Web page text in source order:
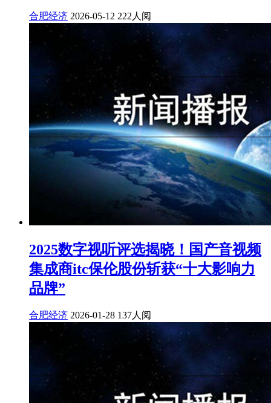
合肥经济 2026-05-12 222人阅
2025数字视听评选揭晓！国产音视频
集成商itc保伦股份斩获“十大影响力
品牌”
合肥经济 2026-01-28 137人阅